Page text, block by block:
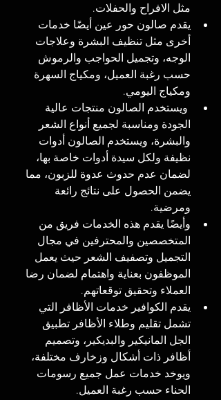
مثل الافراح والحفلات.
يقدم صالون حور عين أيضًا خدمات
أخرى مثل تنظيف البشرة وعلاجات
الوجه، وتجميل الحواجب والرموش
حسب رغبة العميل، ومكياج السهرة
ومكياج اليومي.
ويستخدم الصالون منتجات عالية
الجودة ومناسبة لجميع أنواع الشعر
والبشرة، ويستخدم الصالون أدوات
نظيفة ولكل سيدة أدوات خاصة بها،
لضمان عدم حدوث عدوة للزبون، مما
يضمن الحصول على نتائج رائعة
ومرضية.
وأيضًا يقدم هذه الخدمات فريق من
المتخصصين والمحترفين في مجال
التجميل وتصفيف الشعر حيث يعمل
الموظفون بعناية واهتمام لضمان رضا
العملاء وتحقيق توقعاتهم.
يقدم الكوافير خدمات الأظافر التي
تشمل تقليم وطلاء الأظافر تطبيق
الجل المانيكير والبديكير، وتصميم
أظافر ذات أشكال وزخارف مختلفة،
ويوخد خدمات عمل جميع رسومات
الحناء حسب رغبة العميل.